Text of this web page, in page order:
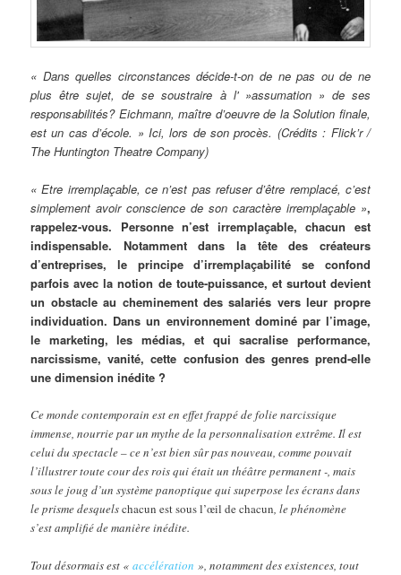
« Dans quelles circonstances décide-t-on de ne pas ou de ne
plus être sujet, de se soustraire à l' »assumation » de ses
responsabilités? Eichmann, maître d’oeuvre de la Solution finale,
est un cas d’école. » Ici, lors de son procès. (Crédits : Flick’r /
The Huntington Theatre Company)
« Etre irremplaçable, ce n’est pas refuser d’être remplacé, c’est
simplement avoir conscience de son caractère irremplaçable »,
rappelez-vous. Personne n’est irremplaçable, chacun est
indispensable. Notamment dans la tête des créateurs
d’entreprises, le principe d’irremplaçabilité se confond
parfois avec la notion de toute-puissance, et surtout devient
un obstacle au cheminement des salariés vers leur propre
individuation. Dans un environnement dominé par l’image,
le marketing, les médias, et qui sacralise performance,
narcissisme, vanité, cette confusion des genres prend-elle
une dimension inédite ?
Ce monde contemporain est en effet frappé de folie narcissique
immense, nourrie par un mythe de la personnalisation extrême. Il est
celui du spectacle – ce n’est bien sûr pas nouveau, comme pouvait
l’illustrer toute cour des rois qui était un théâtre permanent -, mais
sous le joug d’un système panoptique qui superpose les écrans dans
le prisme desquelschacun est sous l’œil de chacun, le phénomène
s’est amplifié de manière inédite.
Tout désormais est « accélération », notamment des existences, tout